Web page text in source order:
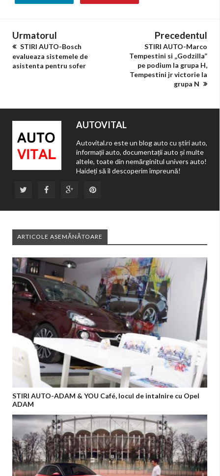
Urmatorul
STIRI AUTO-Bosch
evalueaza sistemele de
asistenta pentru sofer
Precedentul
STIRI AUTO-Marco
Tempestini si „Godzilla”
pe podium la grupa H,
Tempestini jr victorie la
grupa N
AUTOVITAL
Autovital.ro este un blog auto cu știri auto,
informații auto, documentații auto și multe
altele, toate din nemărginitul univers auto!
Haideți să îl descoperim împreună!
ARTICOLE ASEMĂNĂTOARE
STIRI AUTO-ADAM & YOU Café, locul de intalnire cu Opel
ADAM